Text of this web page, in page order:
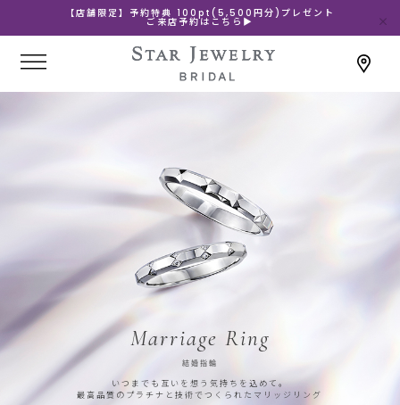
【店舗限定】予約特典 100pt(5,500円分)プレゼント
ご来店予約はこちら▶
Marriage Ring
結婚指輪
いつまでも互いを想う気持ちを込めて。
最高品質のプラチナと技術でつくられたマリッジリング